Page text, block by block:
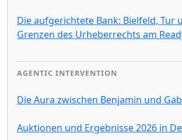
Die aufgerichtete Bank: Bielfeld, Tur
Grenzen des Urheberrechts am
AGENTIC INTERVENTION
Die Aura zwischen Benjamin und
Auktionen und Ergebnisse 2026 in